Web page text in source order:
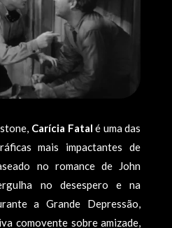
Carícia Fatal é uma das
mais impactantes de
no romance de John
no desespero e na
a Grande Depressão,
comovente sobre amizade,